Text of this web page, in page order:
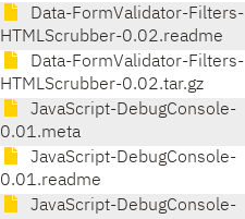
Data-FormValidator-Filters-
HTMLScrubber-0.02.readme
Data-FormValidator-Filters-
HTMLScrubber-0.02.tar.gz
JavaScript-DebugConsole-
0.01.meta
JavaScript-DebugConsole-
0.01.readme
JavaScript-DebugConsole-